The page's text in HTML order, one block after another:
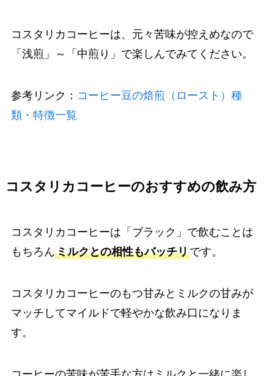
コスタリカコーヒーは、元々苦味が控えめなので
「浅煎」～「中煎り」で楽しんでみてください。
参考リンク： コーヒー豆の焙煎（ロースト）種
類・特徴一覧
コスタリカコーヒーのおすすめの飲み方
コスタリカコーヒーは「ブラック」で飲むことは
もちろんミルクとの相性もバッチリです。
コスタリカコーヒーのもつ甘みとミルクの甘みが
マッチしてマイルドで軽やかな飲み口になりま
す。